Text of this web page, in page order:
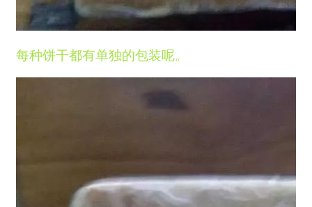
每种饼干都有单独的包装呢。